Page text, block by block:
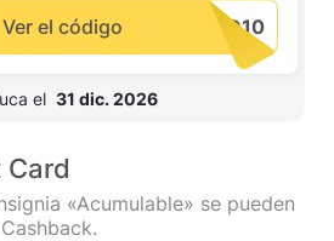
Ver el código
el 31 dic. 2026
«Acumulable» se pueden